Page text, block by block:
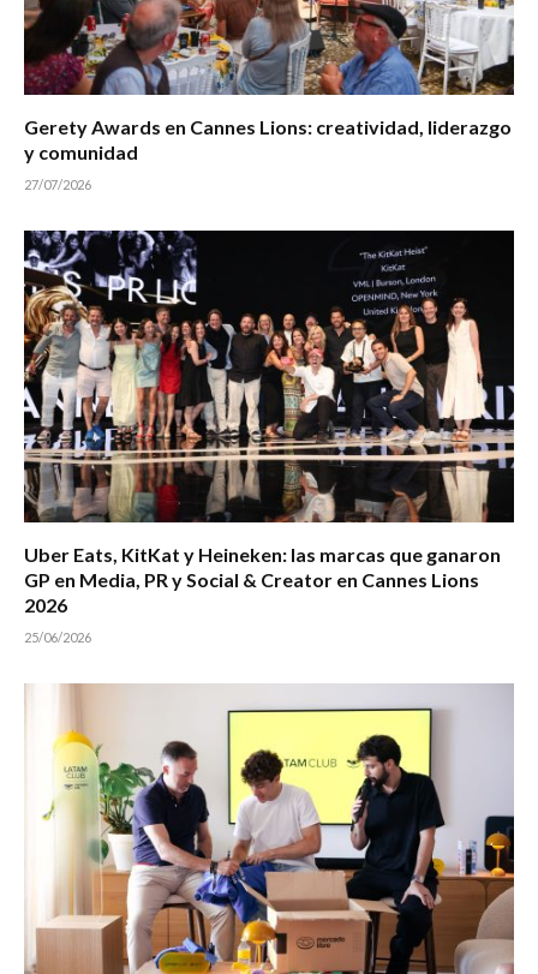
Gerety Awards en Cannes Lions: creatividad, liderazgo
y comunidad
27/07/2026
Uber Eats, KitKat y Heineken: las marcas que ganaron
GP en Media, PR y Social & Creator en Cannes Lions
2026
25/06/2026